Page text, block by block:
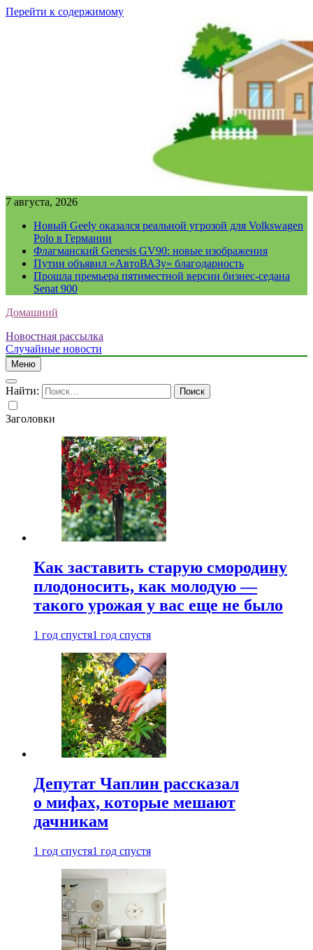
Перейти к содержимому
7 августа, 2026
Новый Geely оказался реальной угрозой для Volkswagen
Polo в Германии
Флагманский Genesis GV90: новые изображения
Путин объявил «АвтоВАЗу» благодарность
Прошла премьера пятиместной версии бизнес-седана
Senat 900
Домашний
Новостная рассылка
Случайные новости
Меню
Найти:
Заголовки
Как заставить старую смородину
плодоносить, как молодую —
такого урожая у вас еще не было
1 год спустя1 год спустя
Депутат Чаплин рассказал
о мифах, которые мешают
дачникам
1 год спустя1 год спустя